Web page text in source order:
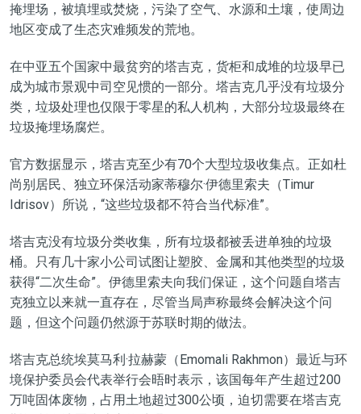
掩埋场，被填埋或焚烧，污染了空气、水源和土壤，使周边
地区变成了生态灾难频发的荒地。
在中亚五个国家中最贫穷的塔吉克，货柜和成堆的垃圾早已
成为城市景观中司空见惯的一部分。塔吉克几乎没有垃圾分
类，垃圾处理也仅限于零星的私人机构，大部分垃圾最终在
垃圾掩埋场腐烂。
官方数据显示，塔吉克至少有70个大型垃圾收集点。正如杜
尚别居民、独立环保活动家蒂穆尔·伊德里索夫（Timur
Idrisov）所说，“这些垃圾都不符合当代标准”。
塔吉克没有垃圾分类收集，所有垃圾都被丢进单独的垃圾
桶。只有几十家小公司试图让塑胶、金属和其他类型的垃圾
获得“二次生命”。伊德里索夫向我们保证，这个问题自塔吉
克独立以来就一直存在，尽管当局声称最终会解决这个问
题，但这个问题仍然源于苏联时期的做法。
塔吉克总统埃莫马利·拉赫蒙（Emomali Rakhmon）最近与环
境保护委员会代表举行会晤时表示，该国每年产生超过200
万吨固体废物，占用土地超过300公顷，迫切需要在塔吉克